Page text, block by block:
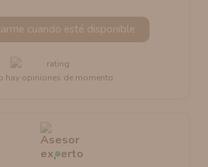
cuando esté disponible
hay opiniones de momento